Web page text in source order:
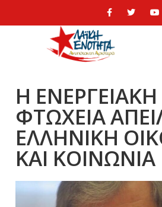
Η ΕΝΕΡΓΕΙΑΚΗ
ΦΤΩΧΕΙΑ
ΕΛΛΗΝΙΚΗ
ΚΑΙ ΚΟΙΝΩΝΙΑ